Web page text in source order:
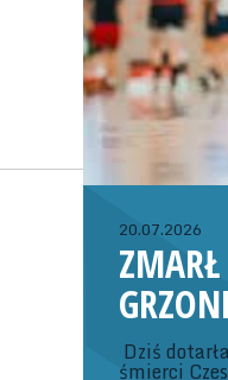
08.11.26 r.
20.07.2026
ZMARŁ
Dziś
śmierci